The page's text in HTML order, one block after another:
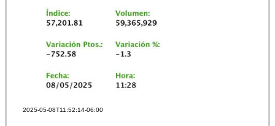
2025-05-08T11:52:14-06:00